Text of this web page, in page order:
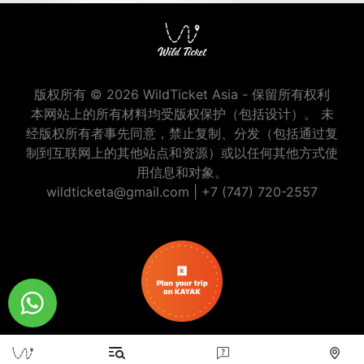
版权所有 © 2026 WildTicket Asia - 保留所有权利
本网站上的所有材料均受版权保护（包括设计）。 未
经版权所有者事先同意，禁止复制、分发（包括通过复
制到互联网上的其他站点和资源）或以任何其他方式使
用信息和对象。
wildticketa@gmail.com
+7 (747) 720-2557